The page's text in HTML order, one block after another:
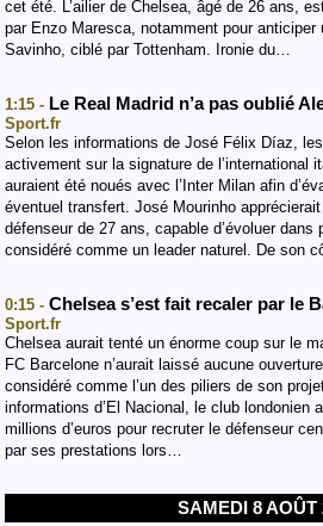
cet été. L’ailier de Chelsea, âgé de 26 ans,
par Enzo Maresca, notamment pour anticiper
Savinho, ciblé par Tottenham. Ironie du…
1:15 - Le Real Madrid n’a pas oublié
Sport.fr
Selon les informations de José Félix Díaz,
activement sur la signature de l’international
auraient été noués avec l’Inter Milan afin
éventuel transfert. José Mourinho
défenseur de 27 ans, capable d’évoluer
considéré comme un leader naturel. De son
0:15 - Chelsea s’est fait recaler par le
Sport.fr
Chelsea aurait tenté un énorme coup sur le
FC Barcelone n’aurait laissé aucune
considéré comme l’un des piliers de son
informations d’El Nacional, le club londonien
millions d’euros pour recruter le défenseur
par ses prestations lors…
SAMEDI 8 AOÛT